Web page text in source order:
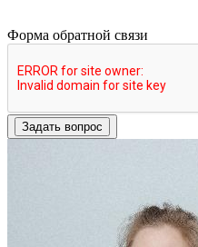
Форма обратной связи